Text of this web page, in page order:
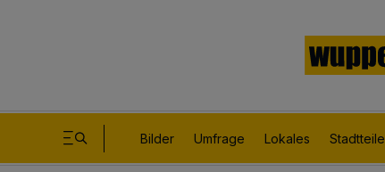
Bilder Umfrage Lokales Stadtteile